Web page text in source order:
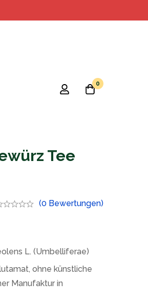
0
Tee
(0 Bewertungen)
L. (Umbelliferae)
ohne künstliche
Manufaktur in